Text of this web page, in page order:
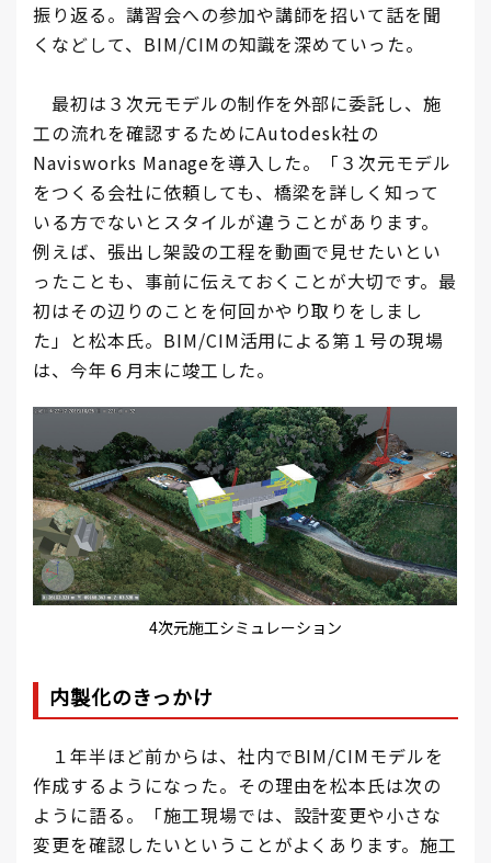
振り返る。講習会への参加や講師を招いて話を聞
くなどして、BIM/CIMの知識を深めていった。
最初は３次元モデルの制作を外部に委託し、施
工の流れを確認するためにAutodesk社の
Navisworks Manageを導入した。「３次元モデル
をつくる会社に依頼しても、橋梁を詳しく知って
いる方でないとスタイルが違うことがあります。
例えば、張出し架設の工程を動画で見せたいとい
ったことも、事前に伝えておくことが大切です。最
初はその辺りのことを何回かやり取りをしまし
た」と松本氏。BIM/CIM活用による第１号の現場
は、今年６月末に竣工した。
4次元施工シミュレーション
内製化のきっかけ
１年半ほど前からは、社内でBIM/CIMモデルを
作成するようになった。その理由を松本氏は次の
ように語る。「施工現場では、設計変更や小さな
変更を確認したいということがよくあります。施工